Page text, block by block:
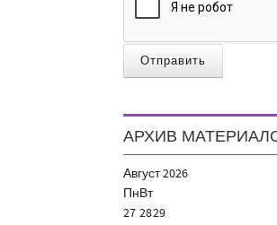
Отправить
АРХИВ
Август2026
ПнВт
27 2829